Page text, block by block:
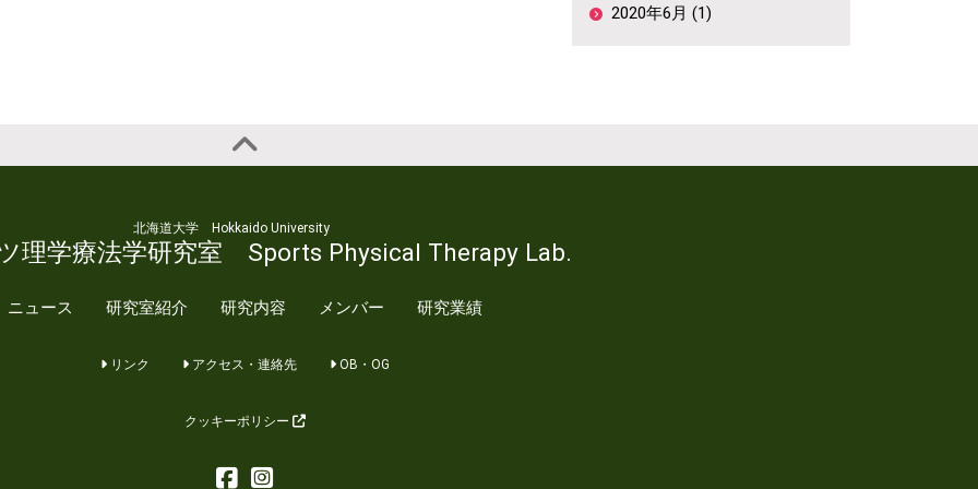
2020年6月 (1)
北海道大学 Hokkaido University
理学療法学研究室 Sports Physical Therapy Lab.
ニュース 研究室紹介 研究内容 メンバー 研究業績
リンク アクセス・連絡先 OB・OG
クッキーポリシー